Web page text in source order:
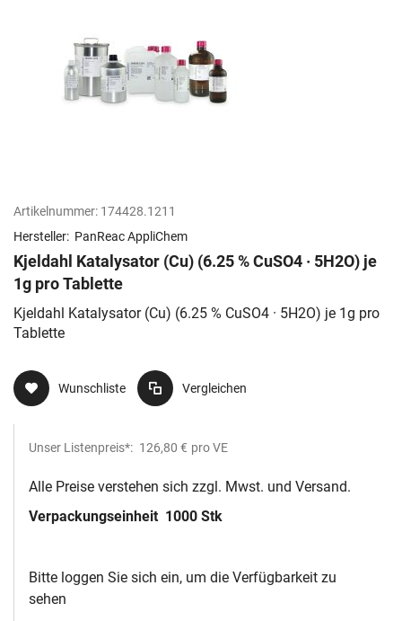
Artikelnummer: 174428.1211
Hersteller: PanReac AppliChem
Kjeldahl Katalysator (Cu) (6.25 % CuSO4 · 5H2O) je
1g pro Tablette
Kjeldahl Katalysator (Cu) (6.25 % CuSO4 · 5H2O) je 1g pro
Tablette
Wunschliste Vergleichen
Unser Listenpreis*: 126,80 € pro VE
Alle Preise verstehen sich zzgl. Mwst. und Versand.
Verpackungseinheit 1000 Stk
Bitte loggen Sie sich ein, um die Verfügbarkeit zu
sehen